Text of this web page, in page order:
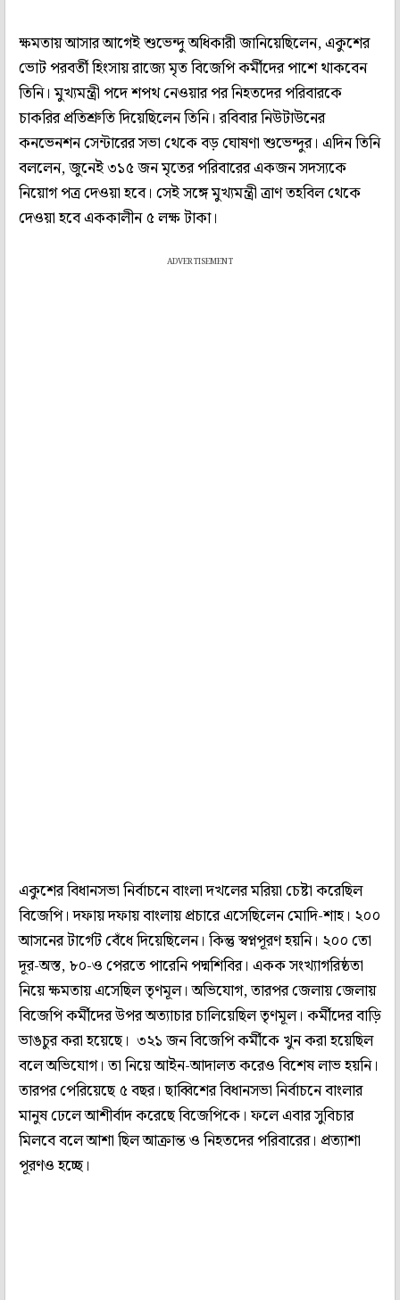
ক্ষমতায় আসার আগেই শুভেন্দু অধিকারী জানিয়েছিলেন, একুশের
ভোট পরবর্তী হিংসায় রাজ্যে মৃত বিজেপি কর্মীদের পাশে থাকবেন
তিনি। মুখ্যমন্ত্রী পদে শপথ নেওয়ার পর নিহতদের পরিবারকে
চাকরির প্রতিশ্রুতি দিয়েছিলেন তিনি। রবিবার নিউটাউনের
কনভেনশন সেন্টারের সভা থেকে বড় ঘোষণা শুভেন্দুর। এদিন তিনি
বললেন, জুনেই ৩১৫ জন মৃতের পরিবারের একজন সদস্যকে
নিয়োগ পত্র দেওয়া হবে। সেই সঙ্গে মুখ্যমন্ত্রী ত্রাণ তহবিল থেকে
দেওয়া হবে এককালীন ৫ লক্ষ টাকা।
ADVERTISEMENT
একুশের বিধানসভা নির্বাচনে বাংলা দখলের মরিয়া চেষ্টা করেছিল
বিজেপি। দফায় দফায় বাংলায় প্রচারে এসেছিলেন মোদি-শাহ। ২০০
আসনের টার্গেট বেঁধে দিয়েছিলেন। কিন্তু স্বপ্নপূরণ হয়নি। ২০০ তো
দূর-অস্ত, ৮০-ও পেরতে পারেনি পদ্মশিবির। একক সংখ্যাগরিষ্ঠতা
নিয়ে ক্ষমতায় এসেছিল তৃণমূল। অভিযোগ, তারপর জেলায় জেলায়
বিজেপি কর্মীদের উপর অত্যাচার চালিয়েছিল তৃণমূল। কর্মীদের বাড়ি
ভাঙচুর করা হয়েছে। ৩২১ জন বিজেপি কর্মীকে খুন করা হয়েছিল
বলে অভিযোগ। তা নিয়ে আইন-আদালত করেও বিশেষ লাভ হয়নি।
তারপর পেরিয়েছে ৫ বছর। ছাব্বিশের বিধানসভা নির্বাচনে বাংলার
মানুষ ঢেলে আশীর্বাদ করেছে বিজেপিকে। ফলে এবার সুবিচার
মিলবে বলে আশা ছিল আক্রান্ত ও নিহতদের পরিবারের। প্রত্যাশা
পূরণও হচ্ছে।